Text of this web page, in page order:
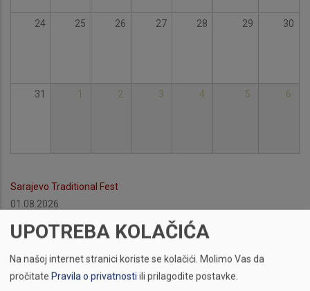
24 25 26 27 28 29 30
31 1 2 3 4 5 6
Sarajevo Traditional Fest
01.08.2026
Sarajevo Traditional Fest je manifestacija usmjerena na promociju
tradicije, običaja i lokalnih proizvoda. Projekat uključuje
prezentaciju domaćih proizvoda, kulturne sadržaje i promotivne
aktivnosti. Realizacijom manifestacije doprinosi se razvoju
UPOTREBA KOLAČIĆA
Na našoj internet stranici koriste se kolačići. Molimo Vas da
pročitate Pravila o privatnostiili prilagodite postavke.